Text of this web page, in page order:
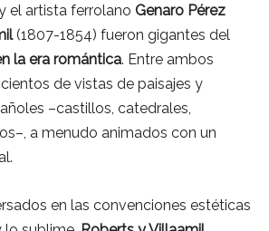
el artista ferrolano Genaro Pérez
(1807-1854) fueron gigantes del
la era romántica. Entre ambos
de vistas de paisajes y
–castillos, catedrales,
a menudo animados con un
en las convenciones estéticas